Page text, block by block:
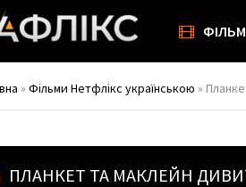
» Фільми Нетфлікс українською »
ПЛАНКЕТ ТА МАКЛЕЙН